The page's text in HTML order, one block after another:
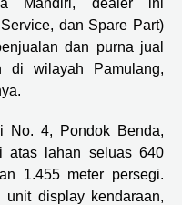
Mandiri, dealer ini
dan Spare Part)
dan purna jual
di wilayah Pamulang,
No. 4, Pondok Benda,
atas lahan seluas 640
1.455 meter persegi.
unit display kendaraan,